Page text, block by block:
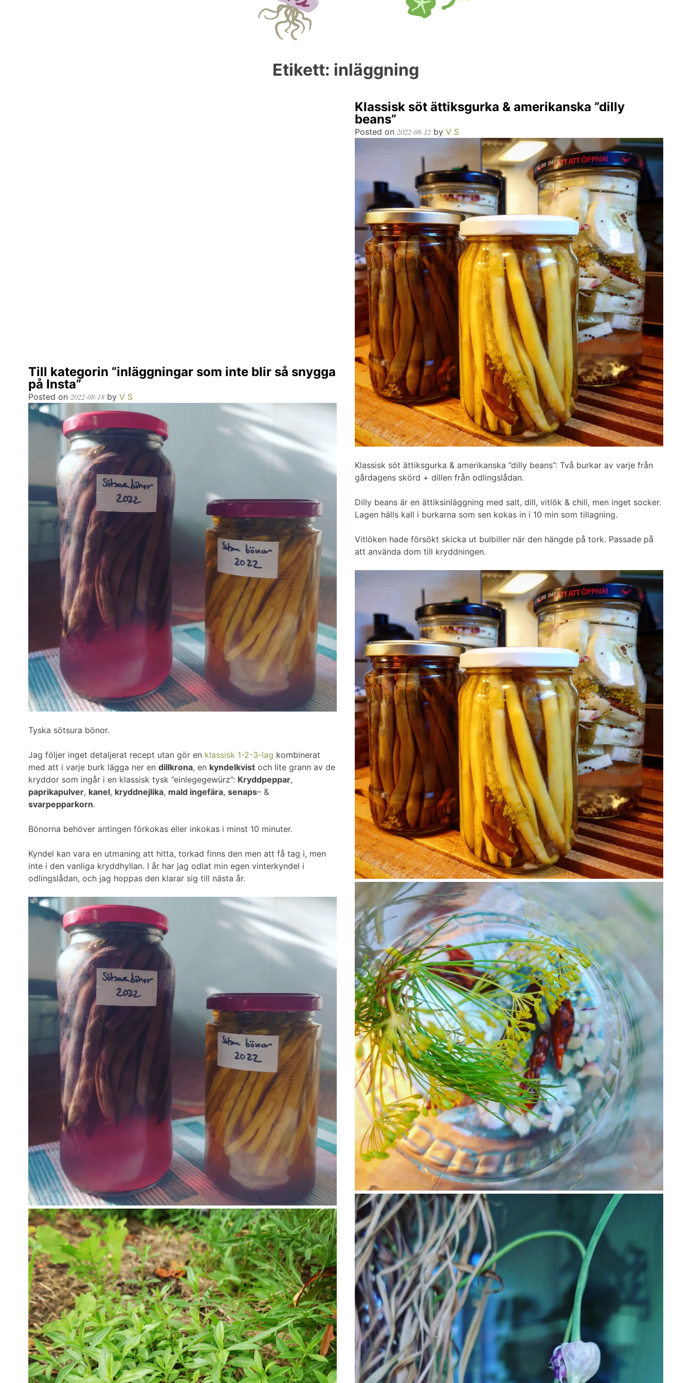
Etikett: inläggning
Till kategorin ”inläggningar som inte blir så snygga
på Insta”
Posted on 2022-08-18by V S
Tyska sötsura bönor.
Jag följer inget detaljerat recept utan gör en klassisk 1-2-3-lag kombinerat
med att i varje burk lägga ner en dillkrona, en kyndelkvistoch lite grann av de
kryddor som ingår i en klassisk tysk ”einlegegewürz”: Kryddpeppar,
paprikapulver, kanel, kryddnejlika, mald ingefära, senaps– &
svarpepparkorn.
Bönorna behöver antingen förkokas eller inkokas i minst 10 minuter.
Kyndel kan vara en utmaning att hitta, torkad finns den men att få tag i, men
inte i den vanliga kryddhyllan. I år har jag odlat min egen vinterkyndel i
odlingslådan, och jag hoppas den klarar sig till nästa år.
Klassisk söt ättiksgurka & amerikanska ”dilly
beans”
Posted on 2022-08-12by V S
Klassisk söt ättiksgurka & amerikanska ”dilly beans”: Två burkar av varje från
gårdagens skörd + dillen från odlingslådan.
Dilly beans är en ättiksinläggning med salt, dill, vitlök & chili, men inget socker.
Lagen hälls kall i burkarna som sen kokas in i 10 min som tillagning.
Vitlöken hade försökt skicka ut bulbiller när den hängde på tork. Passade på
att använda dom till kryddningen.